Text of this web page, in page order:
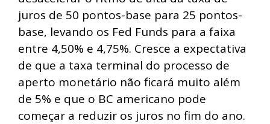
juros de 50 pontos-base para 25 pontos-
base, levando os Fed Funds para a faixa
entre 4,50% e 4,75%. Cresce a expectativa
de que a taxa terminal do processo de
aperto monetário não ficará muito além
de 5% e que o BC americano pode
começar a reduzir os juros no fim do ano.